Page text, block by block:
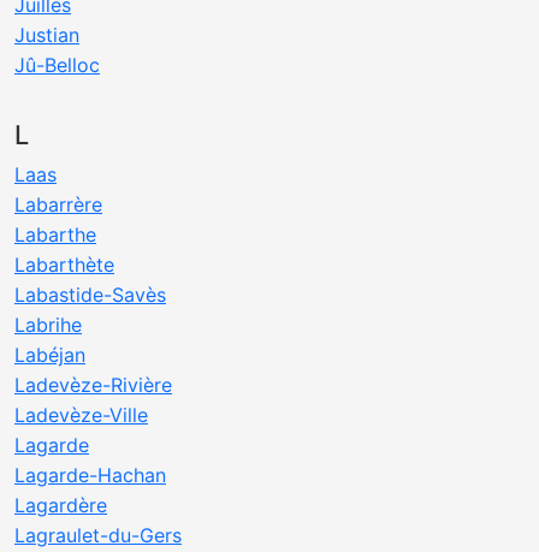
Juilles
Justian
Jû-Belloc
L
Laas
Labarrère
Labarthe
Labarthète
Labastide-Savès
Labrihe
Labéjan
Ladevèze-Rivière
Ladevèze-Ville
Lagarde
Lagarde-Hachan
Lagardère
Lagraulet-du-Gers